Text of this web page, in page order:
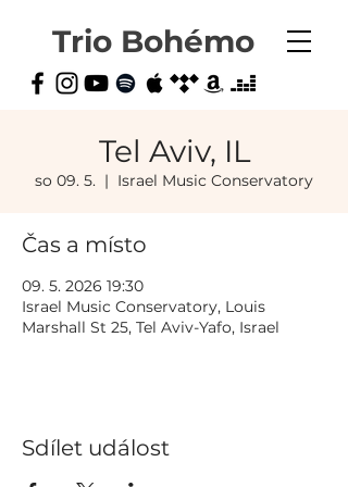
Trio Bohémo
Tel Aviv, IL
so 09. 5.
  |
Israel Music Conservatory
Čas a místo
09. 5. 2026 19:30
Israel Music Conservatory, Louis
Marshall St 25, Tel Aviv-Yafo, Israel
Sdílet událost